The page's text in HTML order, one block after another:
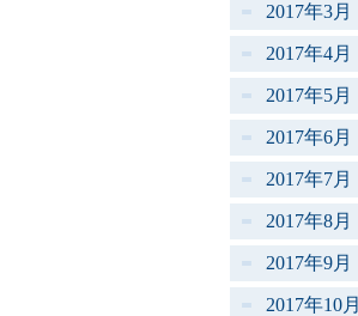
2017年3月
2017年4月
2017年5月
2017年6月
2017年7月
2017年8月
2017年9月
2017年10月